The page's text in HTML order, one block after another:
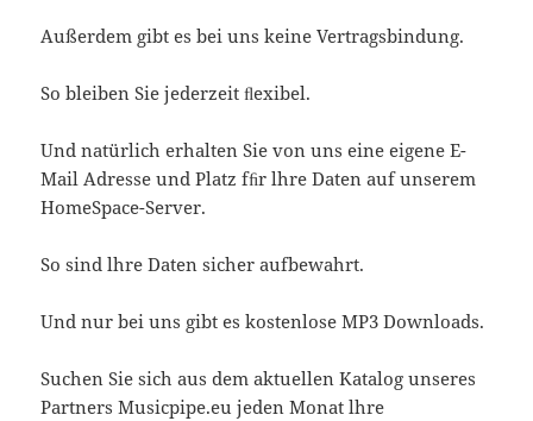
Außerdem gibt es bei uns keine Vertragsbindung.
So bleiben Sie jederzeit ﬂexibel.
Und natürlich erhalten Sie von uns eine eigene E-
Mail Adresse und Platz fﬁr lhre Daten auf unserem
HomeSpace-Server.
So sind lhre Daten sicher aufbewahrt.
Und nur bei uns gibt es kostenlose MP3 Downloads.
Suchen Sie sich aus dem aktuellen Katalog unseres
Partners Musicpipe.eu jeden Monat lhre